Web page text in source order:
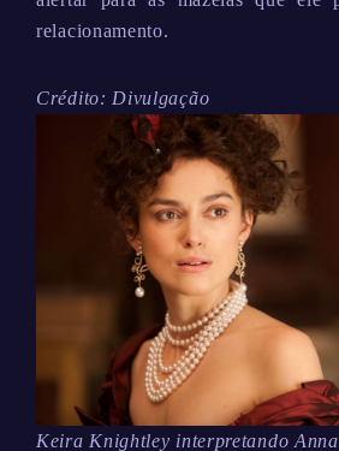
relacionamento.
Crédito: Divulgação
Keira Knightley interpretando